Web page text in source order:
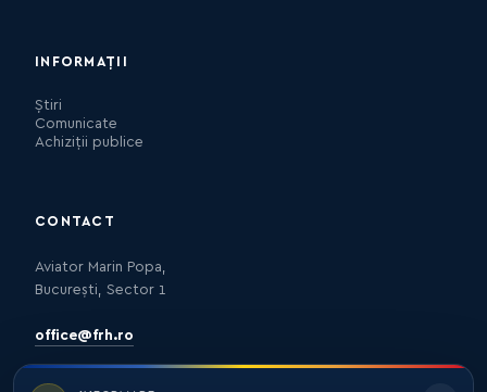
INFORMAȚII
Știri
Comunicate
Achiziții publice
CONTACT
Aviator Marin Popa,
București, Sector 1
office@frh.ro